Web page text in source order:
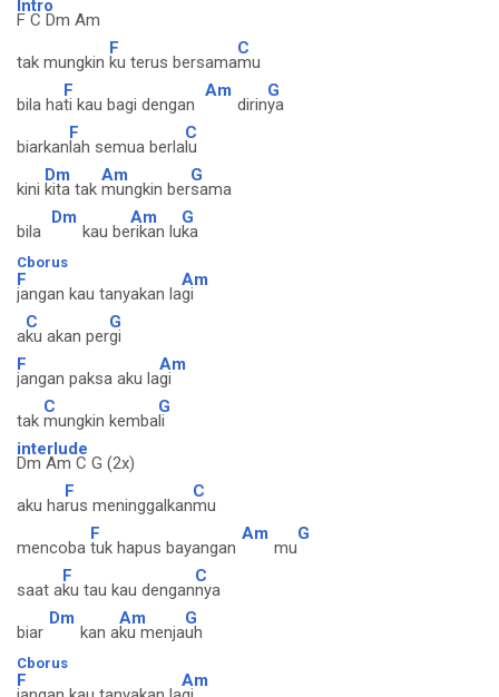
Intro
F C Dm Am
tak mungkin
F
ku terus bersama
C
mu
bila ha
F
ti kau bagi dengan
Am
dirin
G
ya
biarkan
F
lah semua berla
C
lu
kini
Dm
kita tak
Am
mungkin ber
G
sama
bila
Dm
kau be
Am
rikan lu
G
ka
Cborus
F
jangan kau tanyakan la
Am
gi
a
C
ku akan per
G
gi
F
jangan paksa aku la
Am
gi
tak
C
mungkin kemba
G
li
interlude
Dm Am C G (2x)
aku ha
F
rus meninggalkan
C
mu
mencoba
F
tuk hapus bayangan
Am
mu
G
saat a
F
ku tau kau dengan
C
nya
biar
Dm
kan a
Am
ku menja
G
uh
Cborus
F Am